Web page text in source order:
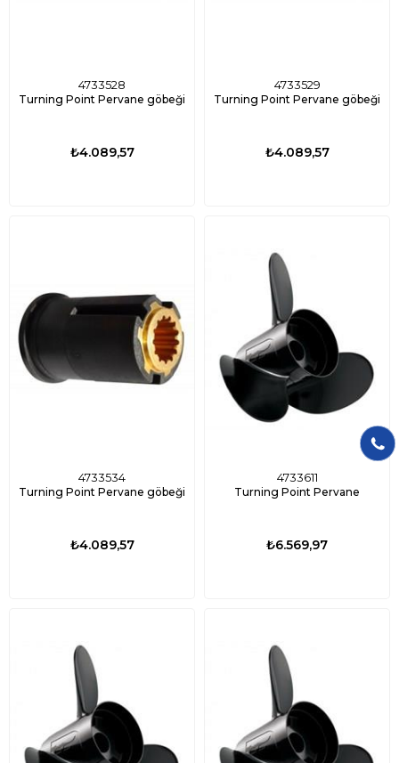
4733528
Turning Point Pervane göbeği
₺4.089,57
4733529
Turning Point Pervane göbeği
₺4.089,57
4733534
Turning Point Pervane göbeği
₺4.089,57
4733611
Turning Point Pervane
₺6.569,97